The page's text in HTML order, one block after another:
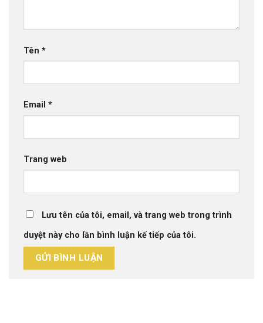
Tên *
Email *
Trang web
Lưu tên của tôi, email, và trang web trong trình
duyệt này cho lần bình luận kế tiếp của tôi.